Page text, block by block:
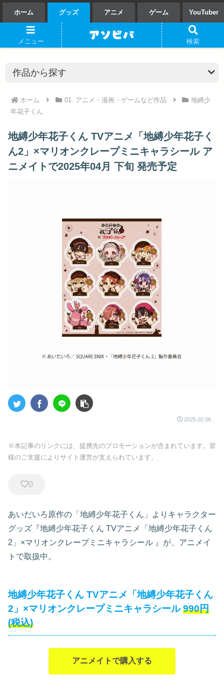
ホーム グッズ アニメ ゲーム YouTuber
ホーム 01. アニメ・漫画・ゲームなど作品
地縛少
年花子くん
地縛少年花子くん TVアニメ「地縛少年花子く
ん2」×マリオンクレープミニキャラシール ア
ニメイトで2025年04月 下旬 発売予定
2025.02.06
※本記事のリンクには、提携先のプロモーションが含まれています。皆
様のご支援によりサイト運営が支えられています。
0
あいだいろ原作の「地縛少年花子くん」よりキャラクター
グッズ『地縛少年花子くん TVアニメ「地縛少年花子くん
2」×マリオンクレープミニキャラシール 』が、アニメイ
トで取扱中。
地縛少年花子くん TVアニメ「地縛少年花子くん
2」×マリオンクレープミニキャラシール 990円
(税込)
アニメイトで購入する
メニュー 検索